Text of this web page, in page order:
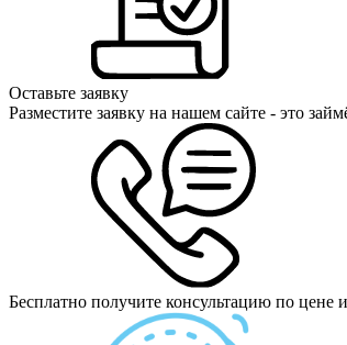
Оставьте заявку
Разместите заявку на нашем сайте - это
Бесплатно получите консультацию по цене